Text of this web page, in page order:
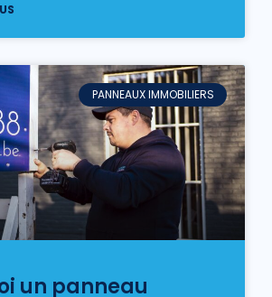
PANNEAUX IMMOBILIERS
un panneau